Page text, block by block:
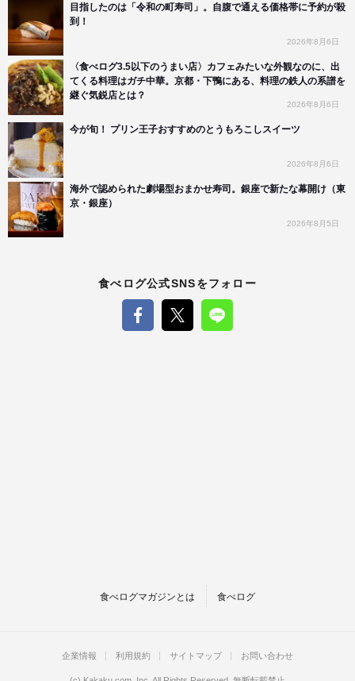
目指したのは「令和の町寿司」。自腹で通える価格帯に予約が殺
到！
2026年8月6日
〈食べログ3.5以下のうまい店〉カフェみたいな外観なのに、出
てくる料理はガチ中華。京都・下鴨にある、料理の鉄人の系譜を
継ぐ気鋭店とは？
2026年8月6日
今が旬！ プリン王子おすすめのとうもろこしスイーツ
2026年8月6日
海外で認められた劇場型おまかせ寿司。銀座で新たな幕開け（東
京・銀座）
2026年8月5日
食べログ公式SNSをフォロー
食べログマガジンとは 食べログ
企業情報 利用規約 サイトマップ お問い合わせ